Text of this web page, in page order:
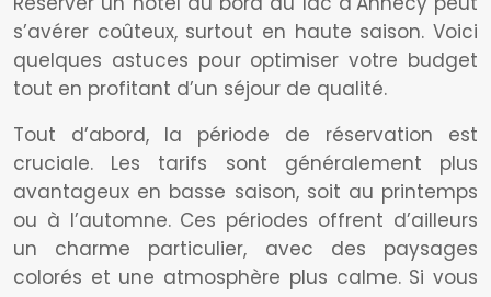
s’avérer coûteux, surtout en haute saison. Voici
quelques astuces pour optimiser votre budget
tout en profitant d’un séjour de qualité.
Tout d’abord, la période de réservation est
cruciale. Les tarifs sont généralement plus
avantageux en basse saison, soit au printemps
ou à l’automne. Ces périodes offrent d’ailleurs
un charme particulier, avec des paysages
colorés et une atmosphère plus calme. Si vous